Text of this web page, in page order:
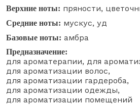
Верхние ноты: пряности
Средние ноты: мускус уд
Базовые ноты: амбра
Предназначение:
для ароматерапии для
для ароматизации волос
для ароматизации гардероба
для ароматизации одежды
для ароматизации помещений